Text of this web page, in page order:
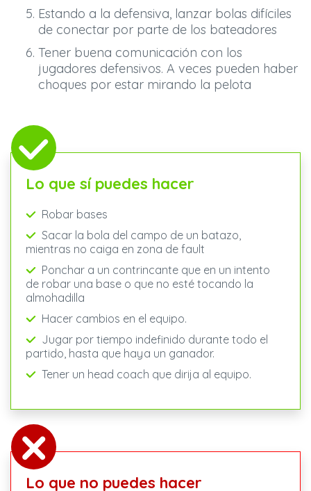
Estando a la defensiva, lanzar bolas difíciles
de conectar por parte de los bateadores
Tener buena comunicación con los
jugadores defensivos. A veces pueden haber
choques por estar mirando la pelota
Lo que sí puedes hacer
Robar bases
Sacar la bola del campo de un batazo,
mientras no caiga en zona de fault
Ponchar a un contrincante que en un intento
de robar una base o que no esté tocando la
almohadilla
Hacer cambios en el equipo.
Jugar por tiempo indefinido durante todo el
partido, hasta que haya un ganador.
Tener un head coach que dirija al equipo.
Lo que no puedes hacer